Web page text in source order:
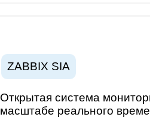
ZABBIX SIA
Открытая система
масштабе реального